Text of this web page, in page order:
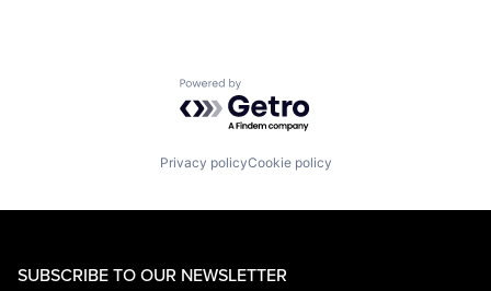
Powered by Getro.com
Privacy policyCookie policy
SUBSCRIBE TO OUR NEWSLETTER